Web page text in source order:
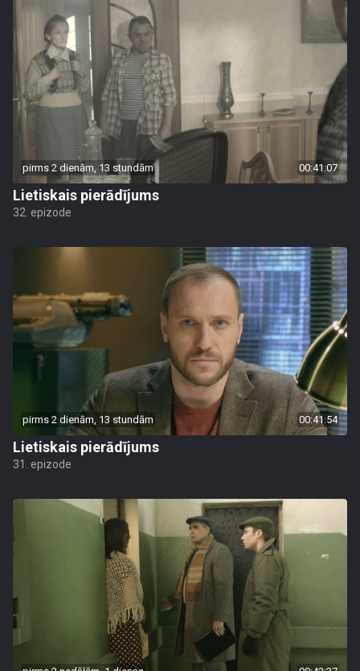
pirms 2 dienām, 13 stundām 00:41:07
Lietiskais pierādījums
32. epizode
pirms 2 dienām, 13 stundām 00:41:54
Lietiskais pierādījums
31. epizode